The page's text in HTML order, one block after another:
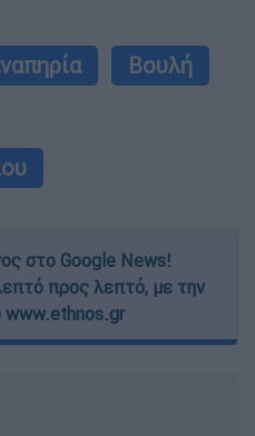
Βουλή
στο Google News!
προς λεπτό, με την
www.ethnos.gr